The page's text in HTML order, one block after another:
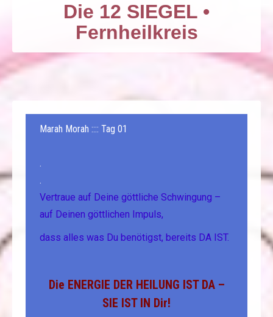
Die 12 SIEGEL •
Fernheilkreis
Marah Morah :::: Tag 01
.
.
Vertraue auf Deine göttliche Schwingung –
auf Deinen göttlichen Impuls,
dass alles was Du benötigst, bereits DA IST.
Die ENERGIE DER HEILUNG IST DA –
SIE IST IN Dir!